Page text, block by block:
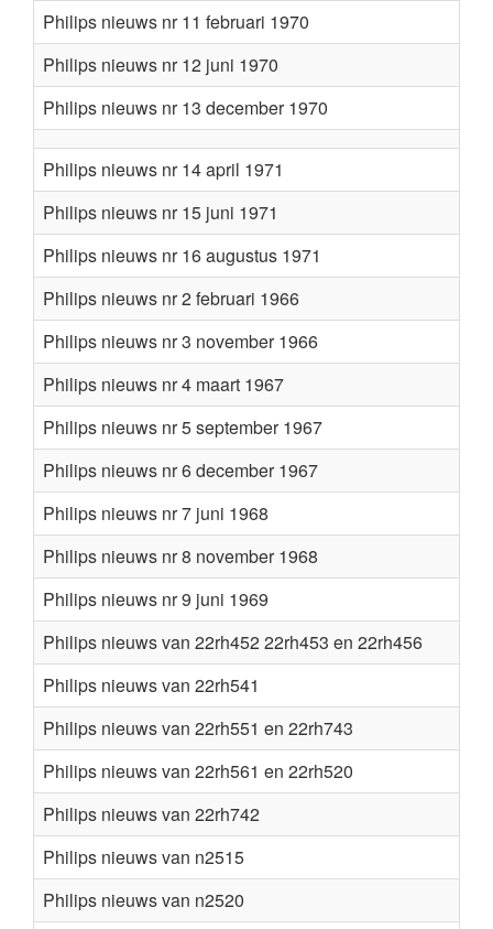
Philips nieuws nr 11 februari 1970
Philips nieuws nr 12 juni 1970
Philips nieuws nr 13 december 1970
Philips nieuws nr 14 april 1971
Philips nieuws nr 15 juni 1971
Philips nieuws nr 16 augustus 1971
Philips nieuws nr 2 februari 1966
Philips nieuws nr 3 november 1966
Philips nieuws nr 4 maart 1967
Philips nieuws nr 5 september 1967
Philips nieuws nr 6 december 1967
Philips nieuws nr 7 juni 1968
Philips nieuws nr 8 november 1968
Philips nieuws nr 9 juni 1969
Philips nieuws van 22rh452 22rh453 en 22rh456
Philips nieuws van 22rh541
Philips nieuws van 22rh551 en 22rh743
Philips nieuws van 22rh561 en 22rh520
Philips nieuws van 22rh742
Philips nieuws van n2515
Philips nieuws van n2520